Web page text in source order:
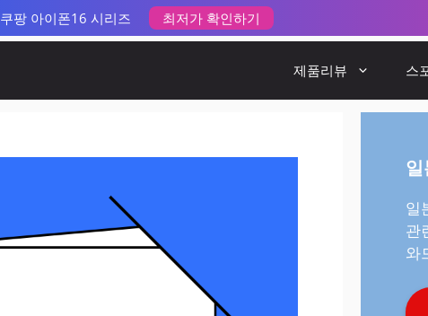
쿠팡 아이폰16 시리즈 최저가 확인하기
제품리뷰 스
일
관
와